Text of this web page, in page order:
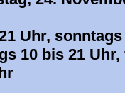
Uhr,
10 bis 21